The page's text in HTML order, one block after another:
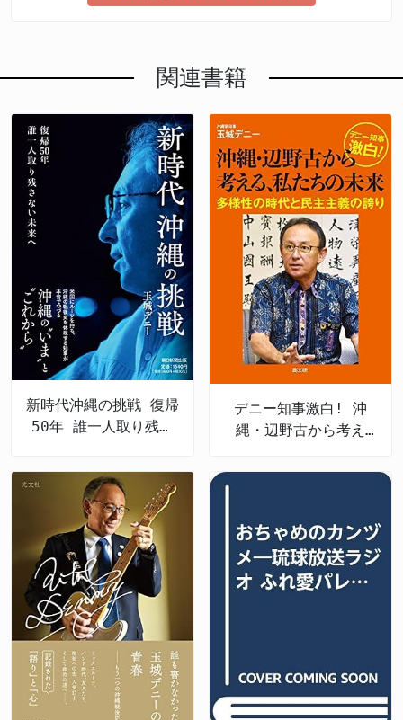
関連書籍
新時代沖縄の挑戦 復帰
50年 誰一人取り残さ
デニー知事激白! 沖
縄・辺野古から考え